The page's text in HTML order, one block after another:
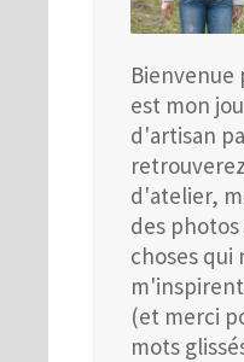
Bienvenue
est mon
d'artisan
d'atelier,
des
choses
(et merci
mots